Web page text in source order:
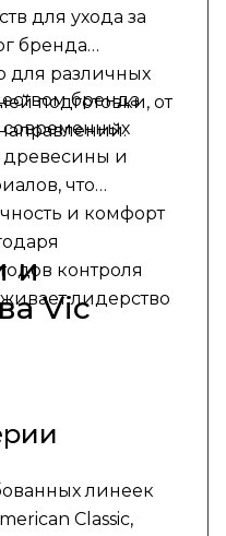
для ухода за
бренда
для различных
подготовки, от
бренда
древесины и
что
и комфорт
контроля
лидерство
и
Vic
линеек
Classic,